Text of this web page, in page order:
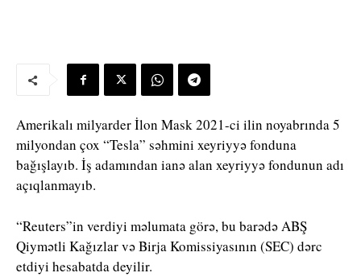
Amerikalı milyarder İlon Mask 2021-ci ilin noyabrında 5
milyondan çox “Tesla” səhmini xeyriyyə fonduna
bağışlayıb. İş adamından ianə alan xeyriyyə fondunun adı
açıqlanmayıb.
“Reuters”in verdiyi məlumata görə, bu barədə ABŞ
Qiymətli Kağızlar və Birja Komissiyasının (SEC) dərc
etdiyi hesabatda deyilir.